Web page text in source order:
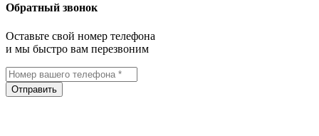
Обратный звонок
Оставьте свой номер телефона
и мы быстро вам перезвоним
Отправить